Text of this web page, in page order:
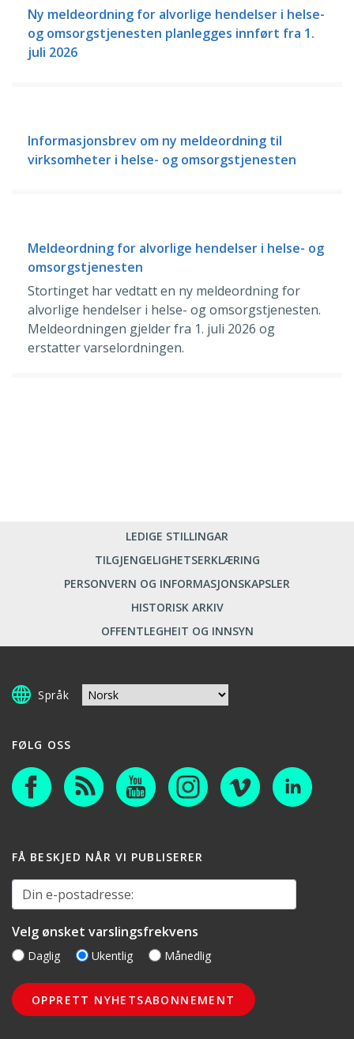
Ny meldeordning for alvorlige hendelser i helse-
og omsorgstjenesten planlegges innført fra 1.
juli 2026
Informasjonsbrev om ny meldeordning til
virksomheter i helse- og omsorgstjenesten
Meldeordning for alvorlige hendelser i helse- og
omsorgstjenesten
Stortinget har vedtatt en ny meldeordning for
alvorlige hendelser i helse- og omsorgstjenesten.
Meldeordningen gjelder fra 1. juli 2026 og
erstatter varselordningen.
LEDIGE STILLINGAR
TILGJENGELIGHETSERKLÆRING
PERSONVERN OG INFORMASJONSKAPSLER
HISTORISK ARKIV
OFFENTLEGHEIT OG INNSYN
Språk
FØLG OSS
FÅ BESKJED NÅR VI PUBLISERER
Din e-postadresse:
Velg ønsket varslingsfrekvens
Daglig Ukentlig Månedlig